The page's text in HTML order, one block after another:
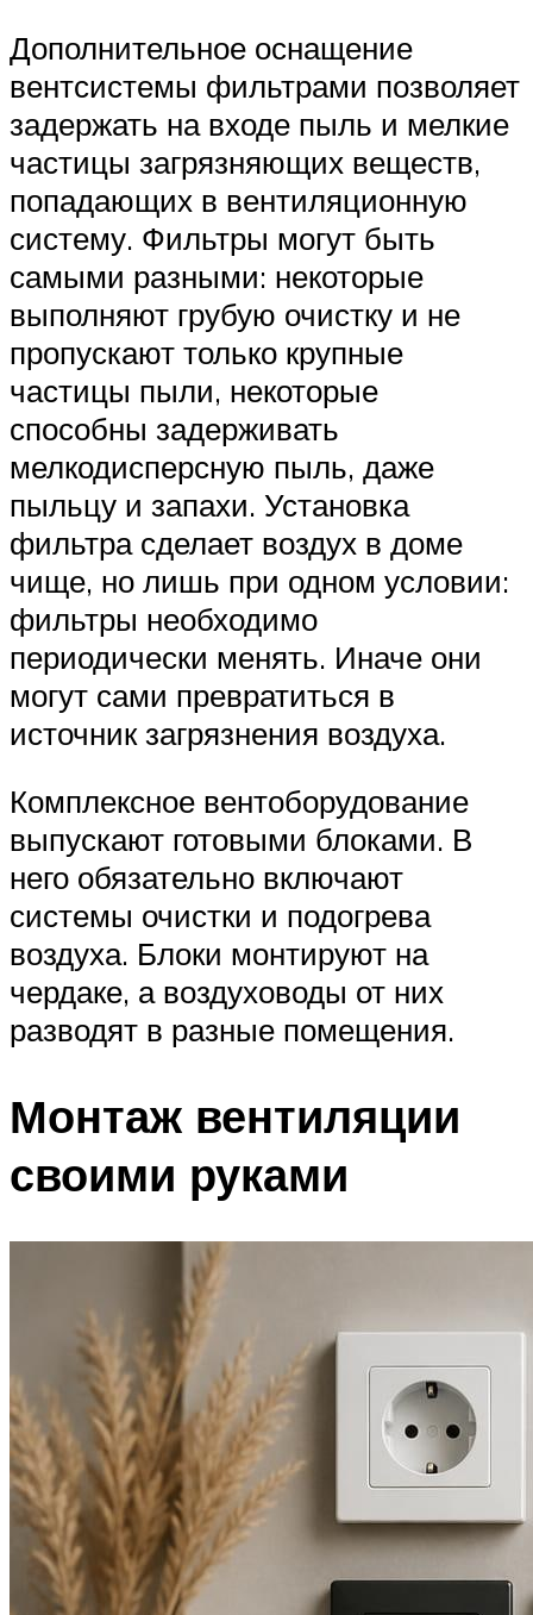
Дополнительное оснащение
вентсистемы фильтрами позволяет
задержать на входе пыль и мелкие
частицы загрязняющих веществ,
попадающих в вентиляционную
систему. Фильтры могут быть
самыми разными: некоторые
выполняют грубую очистку и не
пропускают только крупные
частицы пыли, некоторые
способны задерживать
мелкодисперсную пыль, даже
пыльцу и запахи. Установка
фильтра сделает воздух в доме
чище, но лишь при одном условии:
фильтры необходимо
периодически менять. Иначе они
могут сами превратиться в
источник загрязнения воздуха.
Комплексное вентоборудование
выпускают готовыми блоками. В
него обязательно включают
системы очистки и подогрева
воздуха. Блоки монтируют на
чердаке, а воздуховоды от них
разводят в разные помещения.
Монтаж вентиляции
своими руками